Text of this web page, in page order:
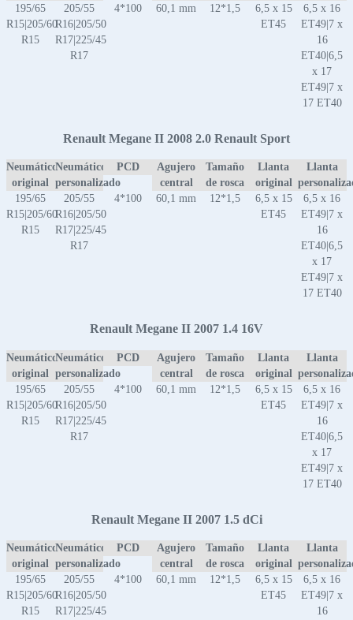
195/65
R15|205/60
R15
205/55
R16|205/50
R17|225/45
R17
4*100 60,1 mm 12*1,5
6,5 x 15
ET45
6,5 x 16
ET49|7 x
16
ET40|6,5
x 17
ET49|7 x
17 ET40
Renault Megane II 2008 2.0 Renault Sport
Neumático
original
Neumático
personalizado
PCD
Agujero
central
Tamaño
de rosca
Llanta
original
Llanta
195/65
R15|205/60
R15
205/55
R16|205/50
R17|225/45
R17
4*100 60,1 mm 12*1,5
6,5 x 15
ET45
6,5 x 16
ET49|7 x
16
ET40|6,5
x 17
ET49|7 x
17 ET40
Renault Megane II 2007 1.4 16V
Neumático
original
Neumático
personalizado
PCD
Agujero
central
Tamaño
de rosca
Llanta
original
Llanta
195/65
R15|205/60
R15
205/55
R16|205/50
R17|225/45
R17
4*100 60,1 mm 12*1,5
6,5 x 15
ET45
6,5 x 16
ET49|7 x
16
ET40|6,5
x 17
ET49|7 x
17 ET40
Renault Megane II 2007 1.5 dCi
Neumático
original
Neumático
personalizado
PCD
Agujero
central
Tamaño
de rosca
Llanta
original
Llanta
195/65
R15|205/60
R15
205/55
R16|205/50
R17|225/45
4*100 60,1 mm 12*1,5
6,5 x 15
ET45
6,5 x 16
ET49|7 x
16